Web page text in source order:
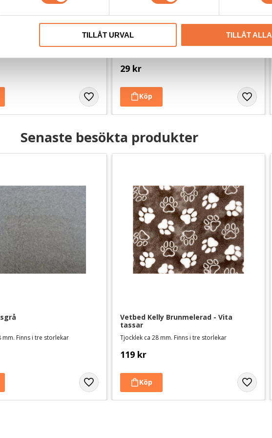
TILLÅT URVAL TILLÅT ALLA
Vildsvin ca 100
Dogman bajspåsar med knythandtag
50-pack - Röd
29 kr
Senaste besökta produkter
mm. Finns i tre storlekar
Vetbed Kelly Brunmelerad - Vita
tassar
Tjocklek ca 28 mm. Finns i tre storlekar
119 kr